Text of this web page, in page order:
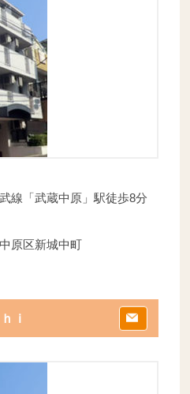
武線「武蔵中原」駅徒歩8分
原区新城中町
ｉ